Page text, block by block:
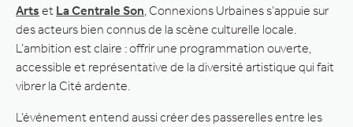
Arts et La Centrale Son , Connexions Urbaines s’appuie sur
des acteurs bien connus de la scène culturelle locale.
L’ambition est claire : offrir une programmation ouverte,
accessible et représentative de la diversité artistique qui fait
vibrer la Cité ardente.
L’événement entend aussi créer des passerelles entre les